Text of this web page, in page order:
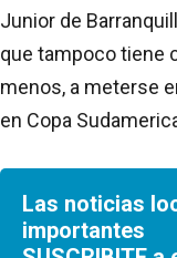
Junior de
que tampoco tiene
menos, a meterse
en Copa
Las noticias
importantes